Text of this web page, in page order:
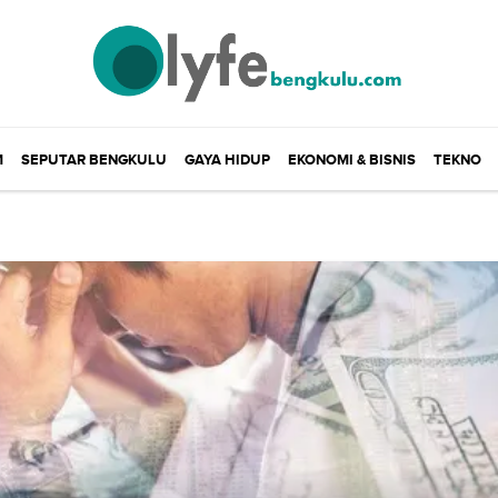
SEPUTAR BENGKULU GAYA HIDUP EKONOMI & BISNIS TEKNO